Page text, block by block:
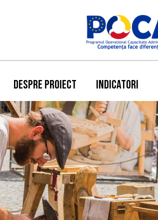
DESPRE PROIECT INDICATORI